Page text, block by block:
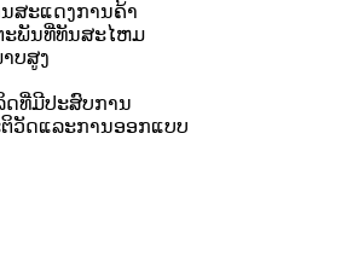
ສະແດງການຄ້າ
ພັນທີ່ທັນສະໄຫມ
ບສູງ
ດທີ່ມີປະສົບການ
ວັດແລະການອອກແບບ